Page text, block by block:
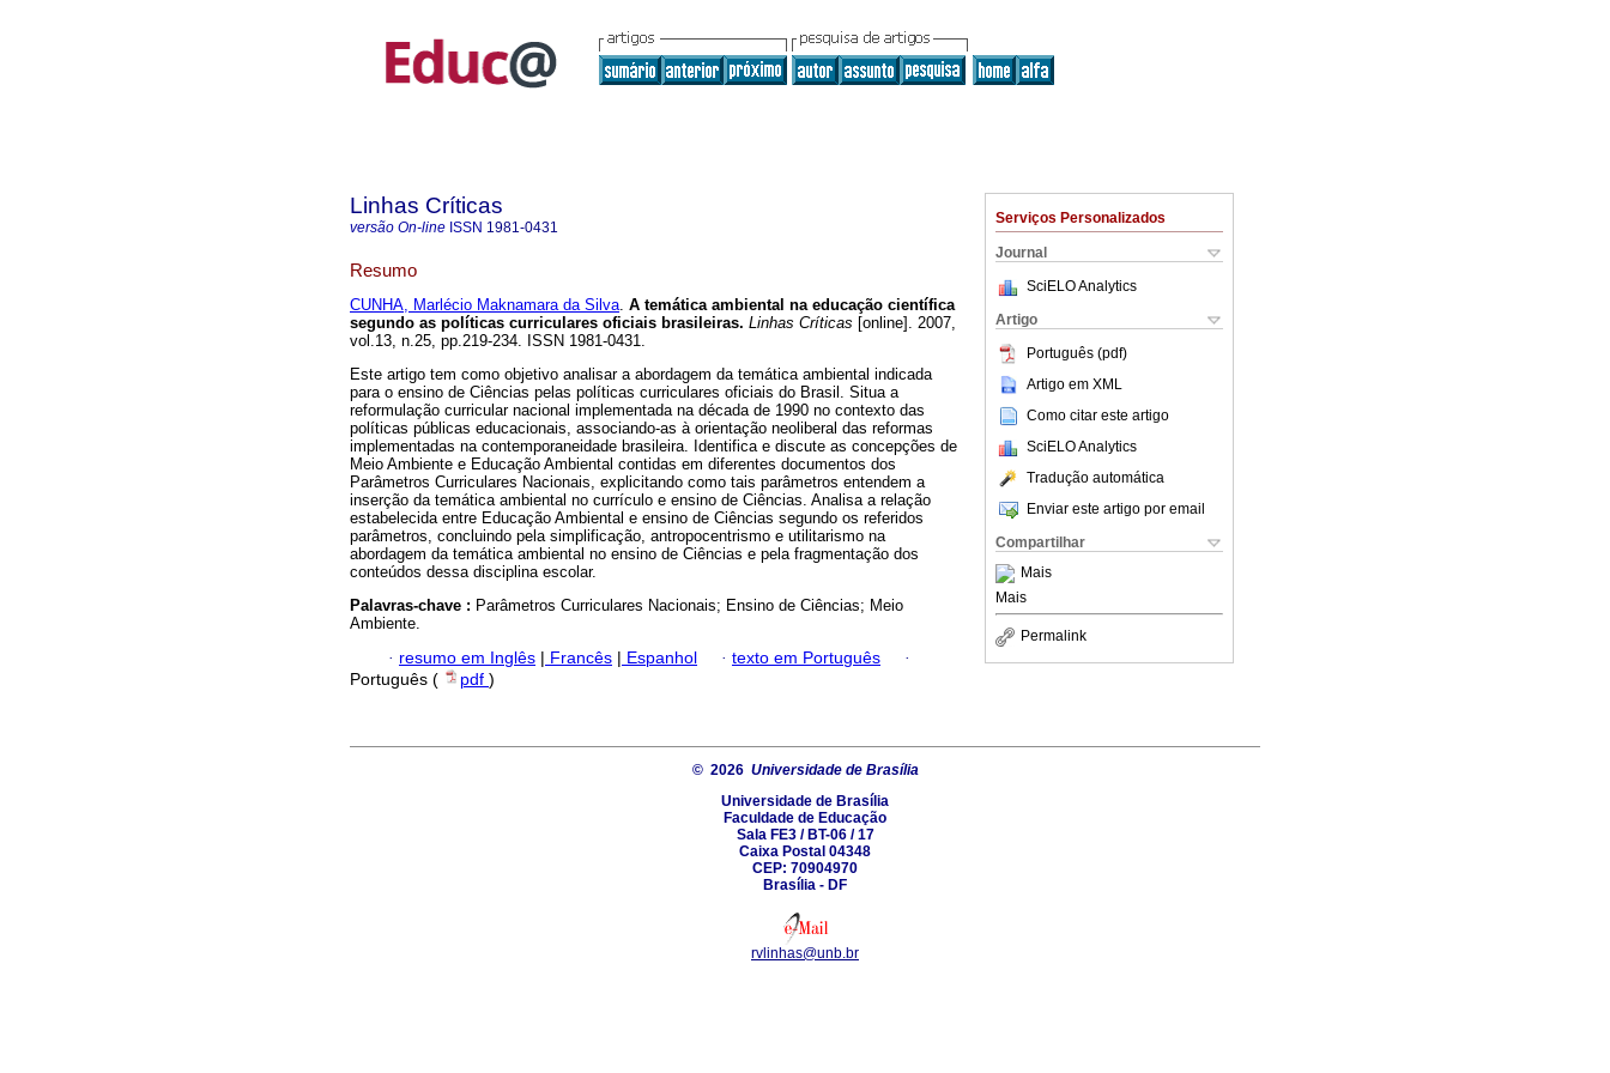
Serviços Personalizados
Journal
SciELO Analytics
Artigo
Português (pdf)
Artigo em XML
Como citar este artigo
SciELO Analytics
Tradução automática
Enviar este artigo por email
Compartilhar
Mais
Mais
Permalink
Linhas Críticas
versão On-line ISSN 1981-0431
Resumo
CUNHA, Marlécio Maknamara da Silva. A temática ambiental na educação científica
segundo as políticas curriculares oficiais brasileiras. Linhas Críticas [online]. 2007,
vol.13, n.25, pp.219-234. ISSN 1981-0431.
Este artigo tem como objetivo analisar a abordagem da temática ambiental indicada
para o ensino de Ciências pelas políticas curriculares oficiais do Brasil. Situa a
reformulação curricular nacional implementada na década de 1990 no contexto das
políticas públicas educacionais, associando-as à orientação neoliberal das reformas
implementadas na contemporaneidade brasileira. Identifica e discute as concepções de
Meio Ambiente e Educação Ambiental contidas em diferentes documentos dos
Parâmetros Curriculares Nacionais, explicitando como tais parâmetros entendem a
inserção da temática ambiental no currículo e ensino de Ciências. Analisa a relação
estabelecida entre Educação Ambiental e ensino de Ciências segundo os referidos
parâmetros, concluindo pela simplificação, antropocentrismo e utilitarismo na
abordagem da temática ambiental no ensino de Ciências e pela fragmentação dos
conteúdos dessa disciplina escolar.
Palavras-chave : Parâmetros Curriculares Nacionais; Ensino de Ciências; Meio
Ambiente.
· resumo em Inglês | Francês | Espanhol · texto em Português
·
Português (
pdf )
© 2026 Universidade de Brasília
Universidade de Brasília
Faculdade de Educação
Sala FE3 / BT-06 / 17
Caixa Postal 04348
CEP: 70904970
Brasília - DF
rvlinhas@unb.br